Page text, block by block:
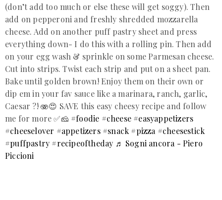
(don’t add too much or else these will get soggy). Then
add on pepperoni and freshly shredded mozzarella
cheese. Add on another puff pastry sheet and press
everything down- I do this with a rolling pin. Then add
on your egg wash & sprinkle on some Parmesan cheese.
Cut into strips. Twist each strip and put on a sheet pan.
Bake until golden brown! Enjoy them on their own or
dip em in your fav sauce like a marinara, ranch, garlic,
Caesar ?! 🫨😍 SAVE this easy cheesy recipe and follow
me for more ✅🧀 #foodie #cheese #easyappetizers
#cheeselover #appetizers #snack #pizza #cheesestick
#puffpastry #recipeoftheday ♬ Sogni ancora - Piero
Piccioni